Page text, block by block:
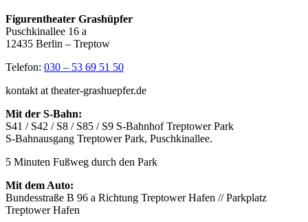
Figurentheater Grashüpfer
Puschkinallee 16 a
12435 Berlin – Treptow
Telefon: 030 – 53 69 51 50
kontakt at theater-grashuepfer.de
Mit der S-Bahn:
S41 / S42 / S8 / S85 / S9 S-Bahnhof Treptower Park
S-Bahnausgang Treptower Park, Puschkinallee.
5 Minuten Fußweg durch den Park
Mit dem Auto:
Bundesstraße B 96 a Richtung Treptower Hafen // Parkplatz
Treptower Hafen